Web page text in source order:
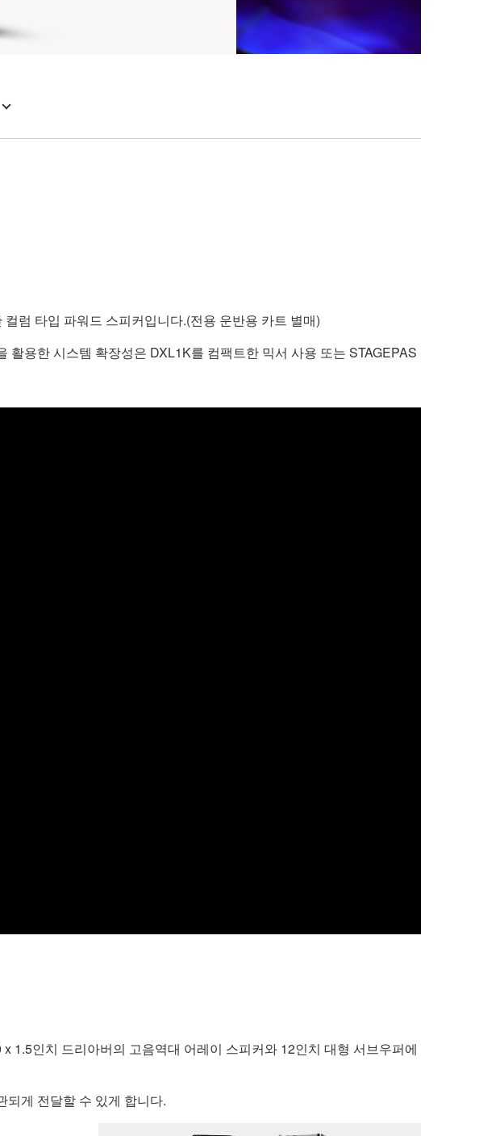
럼 타입 파워드 스피커입니다.(전용 운반용 카트 별매)
용한 시스템 확장성은 DXL1K를 컴팩트한 믹서 사용 또는 STAGEPAS
1.5인치 드리아버의 고음역대 어레이 스피커와 12인치 대형 서브우퍼에
되게 전달할 수 있게 합니다.